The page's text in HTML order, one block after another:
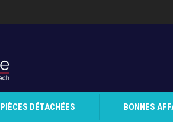
PIÈCES DÉTACHÉES BONNES